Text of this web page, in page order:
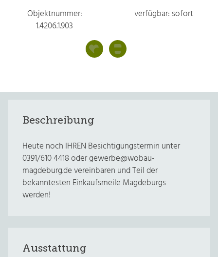
Objektnummer:
1.4206.1.903
verfügbar: sofort
Beschreibung
Heute noch IHREN Besichtigungstermin unter
0391/610 4418 oder gewerbe@wobau-
magdeburg.de vereinbaren und Teil der
bekanntesten Einkaufsmeile Magdeburgs
werden!
Ausstattung